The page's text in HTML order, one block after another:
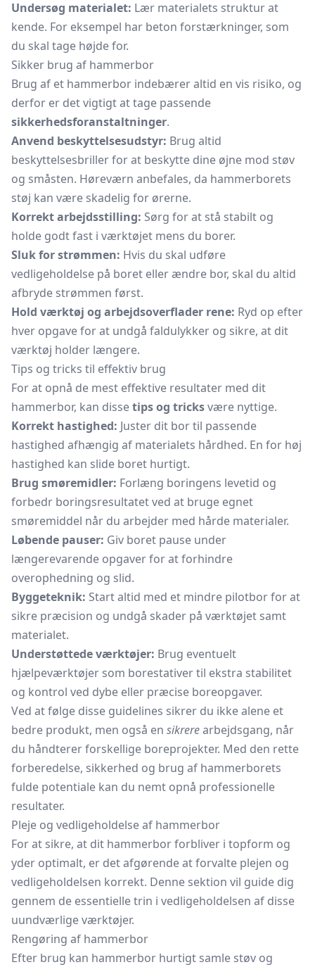
Undersøg materialet: Lær materialets struktur at
kende. For eksempel har beton forstærkninger, som
du skal tage højde for.
Sikker brug af hammerbor
Brug af et hammerbor indebærer altid en vis risiko, og
derfor er det vigtigt at tage passende
sikkerhedsforanstaltninger.
Anvend beskyttelsesudstyr: Brug altid
beskyttelsesbriller for at beskytte dine øjne mod støv
og småsten. Høreværn anbefales, da hammerborets
støj kan være skadelig for ørerne.
Korrekt arbejdsstilling: Sørg for at stå stabilt og
holde godt fast i værktøjet mens du borer.
Sluk for strømmen: Hvis du skal udføre
vedligeholdelse på boret eller ændre bor, skal du altid
afbryde strømmen først.
Hold værktøj og arbejdsoverflader rene: Ryd op efter
hver opgave for at undgå faldulykker og sikre, at dit
værktøj holder længere.
Tips og tricks til effektiv brug
For at opnå de mest effektive resultater med dit
hammerbor, kan dissetips og tricksvære nyttige.
Korrekt hastighed: Juster dit bor til passende
hastighed afhængig af materialets hårdhed. En for høj
hastighed kan slide boret hurtigt.
Brug smøremidler: Forlæng boringens levetid og
forbedr boringsresultatet ved at bruge egnet
smøremiddel når du arbejder med hårde materialer.
Løbende pauser: Giv boret pause under
længerevarende opgaver for at forhindre
overophedning og slid.
Byggeteknik: Start altid med et mindre pilotbor for at
sikre præcision og undgå skader på værktøjet samt
materialet.
Understøttede værktøjer: Brug eventuelt
hjælpeværktøjer som borestativer til ekstra stabilitet
og kontrol ved dybe eller præcise boreopgaver.
Ved at følge disse guidelines sikrer du ikke alene et
bedre produkt, men også en sikrerearbejdsgang, når
du håndterer forskellige boreprojekter. Med den rette
forberedelse, sikkerhed og brug af hammerborets
fulde potentiale kan du nemt opnå professionelle
resultater.
Pleje og vedligeholdelse af hammerbor
For at sikre, at dit hammerbor forbliver i topform og
yder optimalt, er det afgørende at forvalte plejen og
vedligeholdelsen korrekt. Denne sektion vil guide dig
gennem de essentielle trin i vedligeholdelsen af disse
uundværlige værktøjer.
Rengøring af hammerbor
Efter brug kan hammerbor hurtigt samle støv og